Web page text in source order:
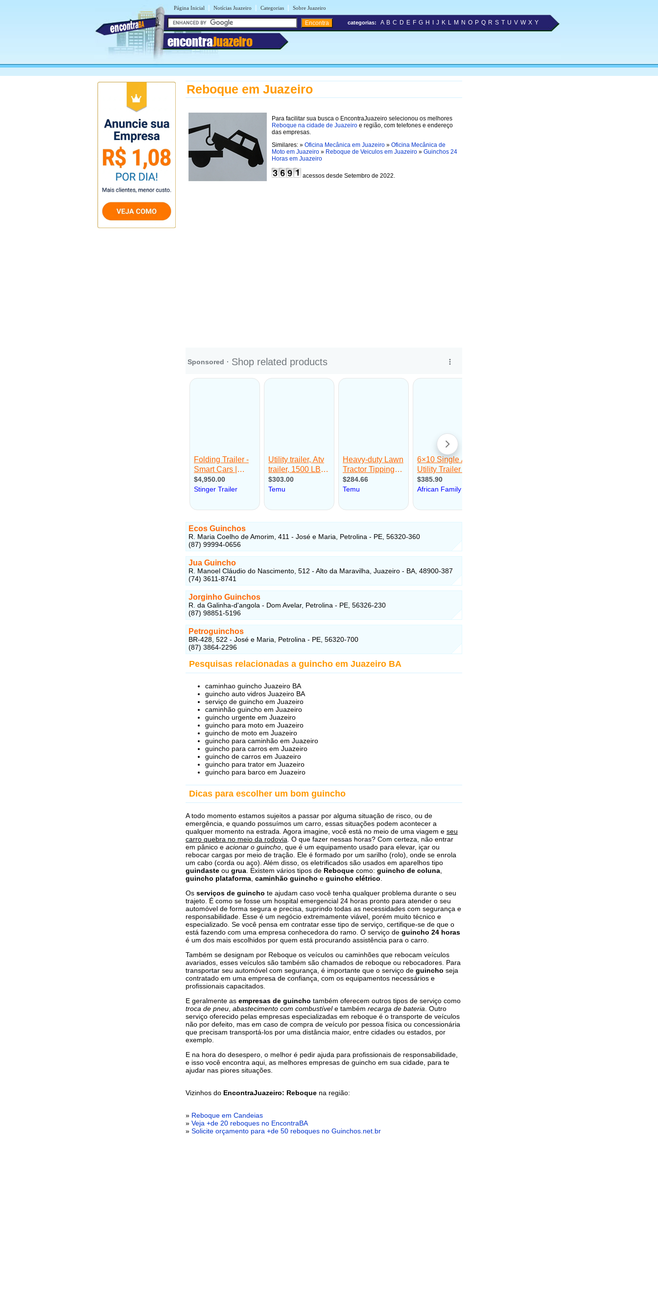
Página Inicial | Notícias Juazeiro | Categorias | Sobre Juazeiro
encontraJuazeiro
categorias: A B C D E F G H J K L M N O P Q R S T U V W X Y
Reboque em Juazeiro
Para facilitar sua busca o EncontraJuazeiro selecionou os melhores
Reboque na cidade de Juazeiro e região, com telefones e endereço
das empresas.
Similares: » Oficina Mecânica em Juazeiro » Oficina Mecânica de
Moto em Juazeiro » Reboque de Veiculos em Juazeiro » Guinchos 24
Horas em Juazeiro
acessos desde Setembro de 2022.
Ecos Guinchos
R. Maria Coelho de Amorim, 411 - José e Maria, Petrolina - PE, 56320-360
(87) 99994-0656
Jua Guincho
R. Manoel Cláudio do Nascimento, 512 - Alto da Maravilha, Juazeiro - BA, 48900-387
(74) 3611-8741
Jorginho Guinchos
R. da Galinha-d'angola - Dom Avelar, Petrolina - PE, 56326-230
(87) 98851-5196
Petroguinchos
BR-428, 522 - José e Maria, Petrolina - PE, 56320-700
(87) 3864-2296
Pesquisas relacionadas a guincho em Juazeiro BA
caminhao guincho Juazeiro BA
guincho auto vidros Juazeiro BA
serviço de guincho em Juazeiro
caminhão guincho em Juazeiro
guincho urgente em Juazeiro
guincho para moto em Juazeiro
guincho de moto em Juazeiro
guincho para caminhão em Juazeiro
guincho para carros em Juazeiro
guincho de carros em Juazeiro
guincho para trator em Juazeiro
guincho para barco em Juazeiro
Dicas para escolher um bom guincho
A todo momento estamos sujeitos a passar por alguma situação de risco, ou de
emergência, e quando possuímos um carro, essas situações podem acontecer a
qualquer momento na estrada. Agora imagine, você está no meio de uma viagem e seu
carro quebra no meio da rodovia . O que fazer nessas horas? Com certeza, não entrar
em pânico e acionar o guincho , que é um equipamento usado para elevar, içar ou
rebocar cargas por meio de tração. Ele é formado por um sarilho (rolo), onde se enrola
um cabo (corda ou aço). Além disso, os eletrificados são usados em aparelhos tipo
guindaste ou grua . Existem vários tipos de Reboque como: guincho de coluna
guincho plataforma caminhão guincho e guincho elétrico
Os serviços de guincho te ajudam caso você tenha qualquer problema durante o seu
trajeto. É como se fosse um hospital emergencial 24 horas pronto para atender o seu
automóvel de forma segura e precisa, suprindo todas as necessidades com segurança e
responsabilidade. Esse é um negócio extremamente viável, porém muito técnico e
especializado. Se você pensa em contratar esse tipo de serviço, certifique-se de que o
está fazendo com uma empresa conhecedora do ramo. O serviço de guincho 24 horas
é um dos mais escolhidos por quem está procurando assistência para o carro.
Também se designam por Reboque os veículos ou caminhões que rebocam veículos
avariados, esses veículos são também são chamados de reboque ou rebocadores. Para
transportar seu automóvel com segurança, é importante que o serviço de guincho seja
contratado em uma empresa de confiança, com os equipamentos necessários e
profissionais capacitados.
E geralmente as empresas de guincho também oferecem outros tipos de serviço como
troca de pneu abastecimento com combustívele também recarga de bateria . Outro
serviço oferecido pelas empresas especializadas em reboque é o transporte de veículos
não por defeito, mas em caso de compra de veículo por pessoa física ou concessionária
que precisam transportá-los por uma distância maior, entre cidades ou estados, por
exemplo.
E na hora do desespero, o melhor é pedir ajuda para profissionais de responsabilidade,
e isso você encontra aqui, as melhores empresas de guincho em sua cidade, para te
ajudar nas piores situações.
Vizinhos do EncontraJuazeiro: Reboque na região:
» Reboque em Candeias
» Veja +de 20 reboques no EncontraBA
» Solicite orçamento para +de 50 reboques no Guinchos.net.br